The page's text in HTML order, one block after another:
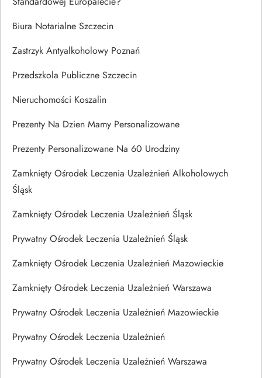
Biura Notarialne Szczecin
Zastrzyk Antyalkoholowy Poznań
Przedszkola Publiczne Szczecin
Nieruchomości Koszalin
Prezenty Na Dzien Mamy Personalizowane
Prezenty Personalizowane Na 60 Urodziny
Zamknięty Ośrodek Leczenia Uzależnień Alkoholowych
Śląsk
Zamknięty Ośrodek Leczenia Uzależnień Śląsk
Prywatny Ośrodek Leczenia Uzależnień Śląsk
Zamknięty Ośrodek Leczenia Uzależnień Mazowieckie
Zamknięty Ośrodek Leczenia Uzależnień Warszawa
Prywatny Ośrodek Leczenia Uzależnień Mazowieckie
Prywatny Ośrodek Leczenia Uzależnień
Prywatny Ośrodek Leczenia Uzależnień Warszawa